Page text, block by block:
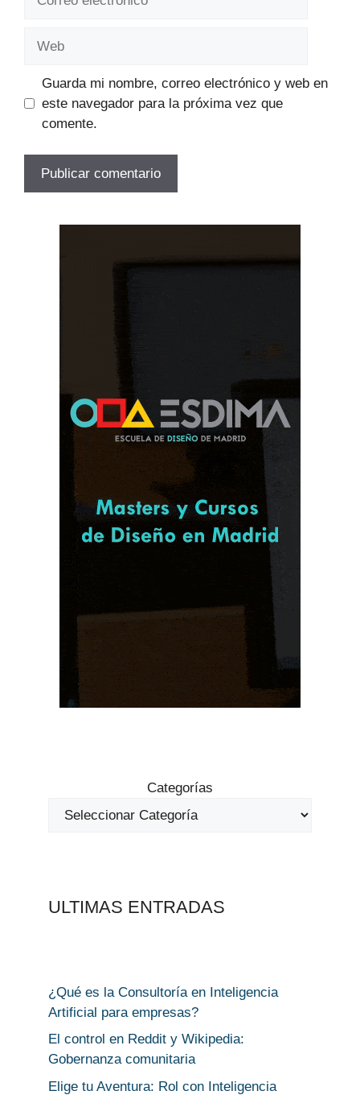
Guarda mi nombre, correo electrónico y web en
este navegador para la próxima vez que
comente.
Categorías
ULTIMAS ENTRADAS
¿Qué es la Consultoría en Inteligencia
Artificial para empresas?
El control en Reddit y Wikipedia:
Gobernanza comunitaria
Elige tu Aventura: Rol con Inteligencia